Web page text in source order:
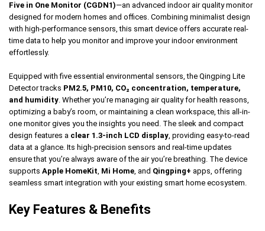
Five in One Monitor (CGDN1)—an advanced indoor air quality monitor
designed for modern homes and offices. Combining minimalist design
with high-performance sensors, this smart device offers accurate real-
time data to help you monitor and improve your indoor environment
effortlessly.
Equipped with five essential environmental sensors, the Qingping Lite
Detector tracks PM2.5, PM10, CO₂ concentration, temperature,
and humidity. Whether you’re managing air quality for health reasons,
optimizing a baby’s room, or maintaining a clean workspace, this all-in-
one monitor gives you the insights you need. The sleek and compact
design features a clear 1.3-inch LCD display, providing easy-to-read
data at a glance. Its high-precision sensors and real-time updates
ensure that you’re always aware of the air you’re breathing. The device
supports Apple HomeKit, Mi Home, and Qingping+ apps, offering
seamless smart integration with your existing smart home ecosystem.
Key Features & Benefits